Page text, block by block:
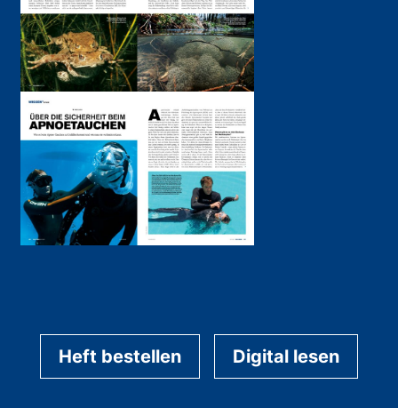
Heft bestellen Digital lesen